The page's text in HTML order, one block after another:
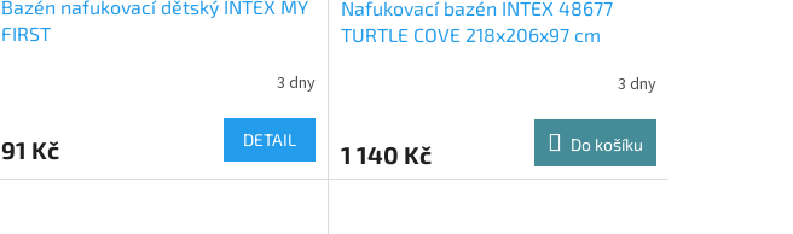
Bazén nafukovací dětský INTEX MY
FIRST
3 dny
91 Kč DETAIL
Nafukovací bazén INTEX 48677
TURTLE COVE 218x206x97 cm
3 dny
1 140 Kč Do košíku